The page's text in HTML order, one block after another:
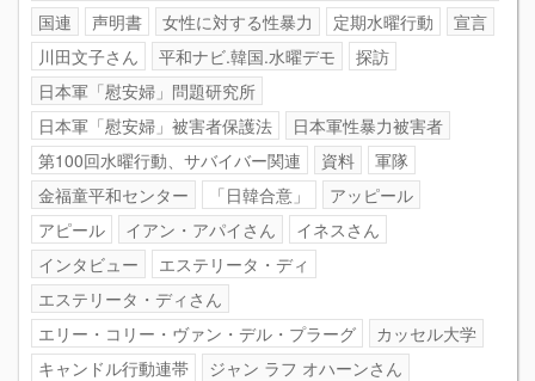
国連
声明書 女性に対する性暴力 定期水曜行動
宣言
川田文子さん
平和ナビ.韓国.水曜デモ
探訪
日本軍「慰安婦」問題研究所
日本軍「慰安婦」被害者保護法
日本軍性暴力被害者
第100回水曜行動、サバイバー関連
資料
軍隊
金福童平和センター
「日韓合意」
アッピール
アピール
イアン・アパイさん
イネスさん
インタビュー
エステリータ・ディ
エステリータ・ディさん
エリー・コリー・ヴァン・デル・プラーグ
カッセル大学
キャンドル行動連帯
ジャン ラフ オハーンさん